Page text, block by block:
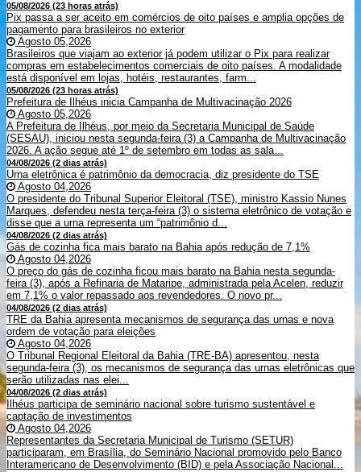
05/08/2026 (23 horas atrás)
Pix passa a ser aceito em comércios de oito países e amplia opções de
pagamento para brasileiros no exterior
Agosto 05,2026
Brasileiros que viajam ao exterior já podem utilizar o Pix para realizar
compras em estabelecimentos comerciais de oito países. A modalidade
está disponível em lojas, hotéis, restaurantes, farm...
05/08/2026 (23 horas atrás)
Prefeitura de Ilhéus inicia Campanha de Multivacinação 2026
Agosto 05,2026
A Prefeitura de Ilhéus, por meio da Secretaria Municipal de Saúde
(SESAU), iniciou nesta segunda-feira (3) a Campanha de Multivacinação
2026. A ação segue até 1º de setembro em todas as sala...
04/08/2026 (2 dias atrás)
Urna eletrônica é patrimônio da democracia, diz presidente do TSE
Agosto 04,2026
O presidente do Tribunal Superior Eleitoral (TSE), ministro Kassio Nunes
Marques, defendeu nesta terça-feira (3) o sistema eletrônico de votação e
disse que a urna representa um “patrimônio d...
04/08/2026 (2 dias atrás)
Gás de cozinha fica mais barato na Bahia após redução de 7,1%
Agosto 04,2026
O preço do gás de cozinha ficou mais barato na Bahia nesta segunda-
feira (3), após a Refinaria de Mataripe, administrada pela Acelen, reduzir
em 7,1% o valor repassado aos revendedores. O novo pr...
04/08/2026 (2 dias atrás)
TRE da Bahia apresenta mecanismos de segurança das urnas e nova
ordem de votação para eleições
Agosto 04,2026
O Tribunal Regional Eleitoral da Bahia (TRE-BA) apresentou, nesta
segunda-feira (3), os mecanismos de segurança das urnas eletrônicas que
serão utilizadas nas elei...
04/08/2026 (2 dias atrás)
Ilhéus participa de seminário nacional sobre turismo sustentável e
captação de investimentos
Agosto 04,2026
Representantes da Secretaria Municipal de Turismo (SETUR)
participaram, em Brasília, do Seminário Nacional promovido pelo Banco
Interamericano de Desenvolvimento (BID) e pela Associação Nacional...